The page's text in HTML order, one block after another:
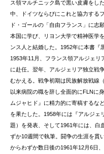
ス領マルチニック島で黒い皮膚をし
中、ドイツならびにこれと協力する
ド・ゴールの「自由フランス」に志
本国に学び、リヨン大学で精神医学
ンス人と結婚した。1952年に本書『
1953年11月、フランス領アルジェ
に赴任。翌年、アルジェリア独立戦
むかえる。戦争初期は民族解放戦線
以来病院の職を辞し全面的にFLNに
ムジャヒド』に精力的に寄稿するな
を果たした。1958年には『アルジェ
題）を発表、そして1961年には、白
ずか10週間で執筆。闘争の生涯を貫
からわずか数日後の1961年12月6日